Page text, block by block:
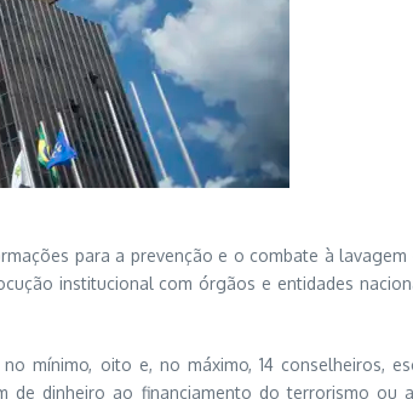
para a prevenção e o combate à
institucional com órgãos e entidades
mínimo, oito e, no máximo, 14 conselheiros,
de dinheiro ao financiamento do terrorismo ou